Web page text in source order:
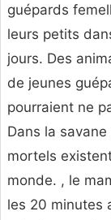
guépards
leurs petits
jours. Des
de jeunes
pourraient ne
Dans la
mortels
monde. , le
les 20 minutes